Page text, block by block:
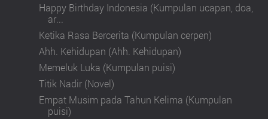
Happy Birthday Indonesia (Kumpulan ucapan, doa,
ar...
Ketika Rasa Bercerita (Kumpulan cerpen)
Ahh. Kehidupan (Ahh. Kehidupan)
Memeluk Luka (Kumpulan puisi)
Titik Nadir (Novel)
Empat Musim pada Tahun Kelima (Kumpulan
puisi)